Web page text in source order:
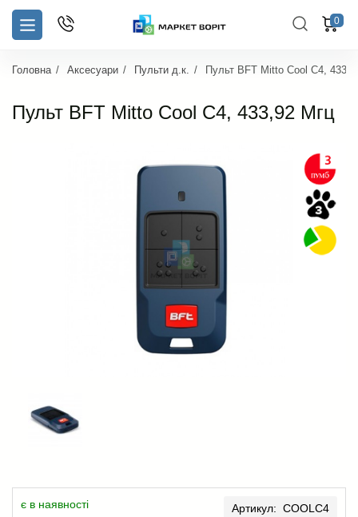
0
Головна Аксесуари Пульти д.к. Пульт BFT Mitto Cool C4,
Пульт BFT Mitto Cool C4, 433,92 Мгц
є в наявності Артикул: COOLC4